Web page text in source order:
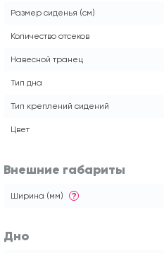
Размер сиденья (см)
Количество отсеков
Навесной транец
Тип дна
Тип креплений сидений
Цвет
Внешние габариты
Ширина (мм) ?
Дно